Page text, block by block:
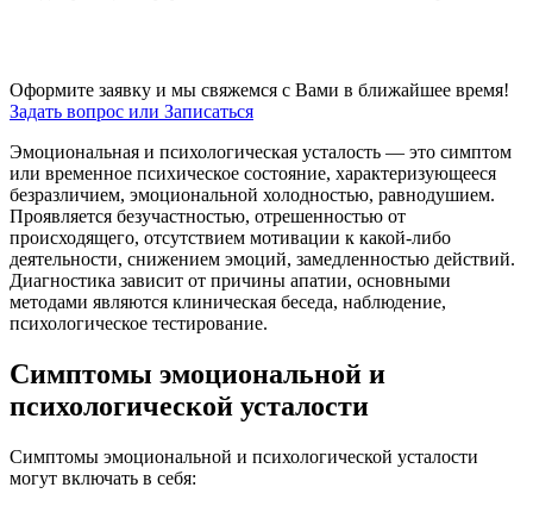
Оформите заявку и мы свяжемся с Вами в ближайшее время!
Задать вопрос или Записаться
Эмоциональная и психологическая усталость — это симптом
или временное психическое состояние, характеризующееся
безразличием, эмоциональной холодностью, равнодушием.
Проявляется безучастностью, отрешенностью от
происходящего, отсутствием мотивации к какой-либо
деятельности, снижением эмоций, замедленностью действий.
Диагностика зависит от причины апатии, основными
методами являются клиническая беседа, наблюдение,
психологическое тестирование.
Симптомы эмоциональной и
психологической усталости
Симптомы эмоциональной и психологической усталости
могут включать в себя: